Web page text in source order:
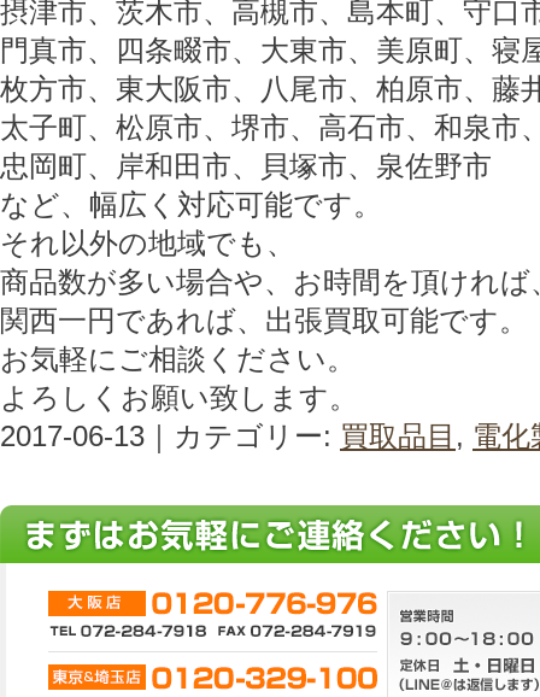
摂津市、茨木市、高槻市、島本町、守口
門真市、四条畷市、大東市、美原町、寝
枚方市、東大阪市、八尾市、柏原市、藤
太子町、松原市、堺市、高石市、和泉市
忠岡町、岸和田市、貝塚市、泉佐野市
など、幅広く対応可能です。
それ以外の地域でも、
商品数が多い場合や、お時間を頂ければ
関西一円であれば、出張買取可能です。
お気軽にご相談ください。
よろしくお願い致します。
2017-06-13｜カテゴリー: 買取品目 , 電化